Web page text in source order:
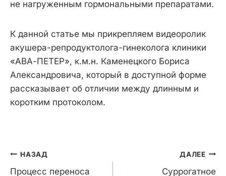
не нагруженным гормональными препаратами.
К данной статье мы прикрепляем видеоролик
акушера-репродуктолога-гинеколога клиники
«АВА-ПЕТЕР», к.м.н. Каменецкого Бориса
Александровича, который в доступной форме
рассказывает об отличии между длинным и
коротким протоколом.
Навигация
по
НАЗАД
Процесс переноса
ДАЛЕЕ
Суррогатное